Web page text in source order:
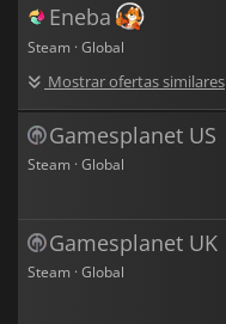
Eneba
Steam · Global
Mostrar ofertas similares
Gamesplanet US
Steam · Global
Gamesplanet UK
Steam · Global